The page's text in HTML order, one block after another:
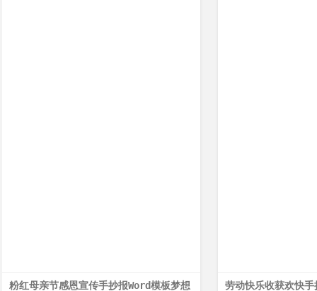
粉红母亲节感恩宣传手抄报Word模板梦想 劳动快乐收获欢快